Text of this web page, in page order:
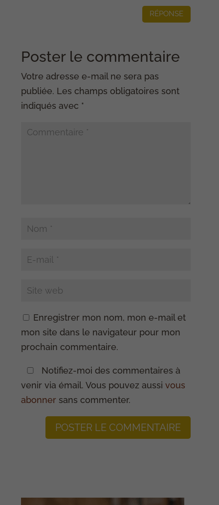
RÉPONSE
Poster le commentaire
Votre adresse e-mail ne sera pas
publiée. Les champs obligatoires sont
indiqués avec *
Enregistrer mon nom, mon e-mail et
mon site dans le navigateur pour mon
prochain commentaire.
Notifiez-moi des commentaires à
venir via émail. Vous pouvez aussivous
abonner sans commenter.